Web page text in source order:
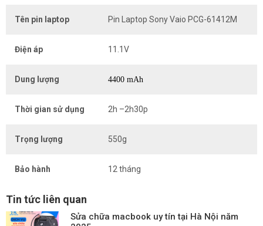
Tên pin laptop Pin Laptop Sony Vaio PCG-61412M
Điện áp 11.1V
Dung lượng 4400 mAh
Thời gian sử dụng 2h –2h30p
Trọng lượng 550g
Bảo hành 12 tháng
Tin tức liên quan
Sửa chữa macbook uy tín tại Hà Nội năm